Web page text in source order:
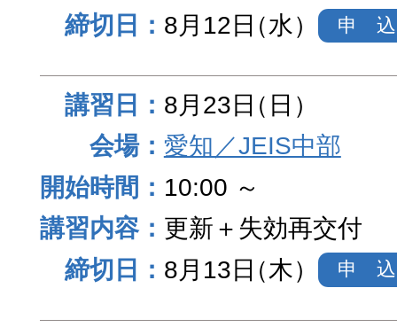
8月12日（水） 申 込
8月23日（日）
愛知／JEIS中部
10:00 ～
更新＋失効再交付
8月13日（木） 申 込